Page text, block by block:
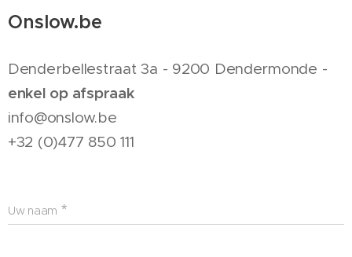
Onslow.be
Denderbellestraat 3a - 9200 Dendermonde -
enkel op afspraak
info@onslow.be
+32 (0)477 850 111
Uw naam